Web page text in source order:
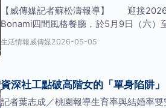
【威傳媒記者蘇松濤報導】 迎接
Bonami四間風格餐廳，於5月9日（六）
生活情報威傳媒2026-05-05
資深社工點破高階女的「單身陷阱
記者葉志成／桃園報導生育率與結婚率